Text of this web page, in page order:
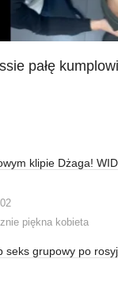
pałę
klipie Dżaga!
piękna kobieta
seks grupowy po